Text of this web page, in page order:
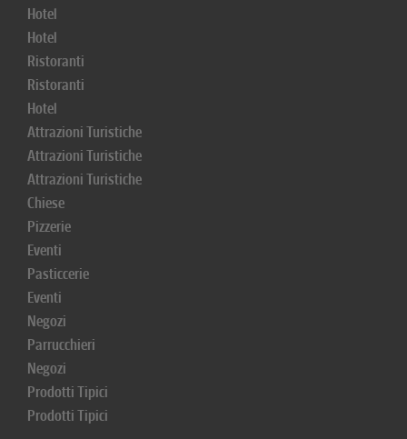
Hotel
Hotel
Ristoranti
Ristoranti
Hotel
Attrazioni Turistiche
Attrazioni Turistiche
Attrazioni Turistiche
Chiese
Pizzerie
Eventi
Pasticcerie
Eventi
Negozi
Parrucchieri
Negozi
Prodotti Tipici
Prodotti Tipici